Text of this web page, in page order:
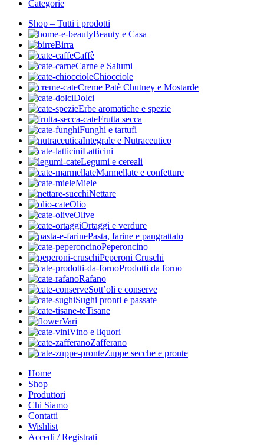
Categorie
Shop – Tutti i prodotti
Beauty e Casa
Birra
Caffè
Carne e Salumi
Chiocciole
Creme Patè Chutney e Mostarde
Dolci
Erbe aromatiche e spezie
Frutta secca
Funghi e tartufi
Integrale e Nutraceutico
Latticini
Legumi e cereali
Marmellate e confetture
Miele
Nettare
Olio
Olive
Ortaggi e verdure
Pasta, farine e pangrattato
Peperoncino
Peperoni Cruschi
Prodotti da forno
Rafano
Sott’oli e conserve
Sughi pronti e passate
Tisane
Vari
Vino e liquori
Zafferano
Zuppe secche e pronte
Home
Shop
Produttori
Chi Siamo
Contatti
Wishlist
Accedi / Registrati